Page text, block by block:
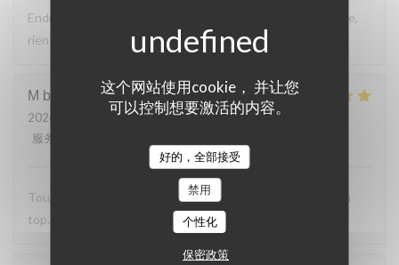
这个网站使用cookie， 并让您
可以控制想要激活的内容。
好的，全部接受
禁用
个性化
保密政策
Endroit tres accueillant, service efficace, personnel aimable,
rien a reprocher sur les plats.
M bouchon F
2026-07-24
- 19:30 - 来宾 2
服务
Toujours Aussi bon avec les produits locaux, l'accueil et au
top. Lo